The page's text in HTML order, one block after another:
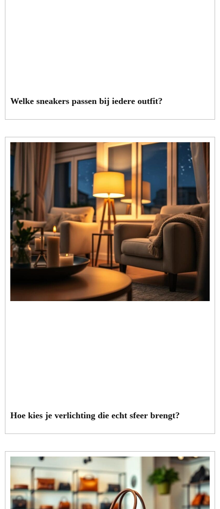
Welke sneakers passen bij iedere outfit?
Hoe kies je verlichting die echt sfeer brengt?